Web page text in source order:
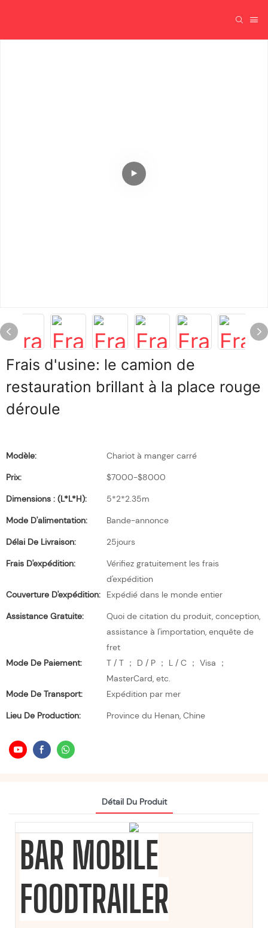
Frais d'usine: le camion de
restauration brillant à la place rouge
déroule
Modèle:
Chariot à manger carré
Prix:
$7000-$8000
Dimensions : (L*l*H):
5*2*2.35m
Mode D'alimentation:
Bande-annonce
Délai De Livraison:
25jours
Frais D'expédition:
Vérifiez gratuitement les frais
d'expédition
Couverture D'expédition:
Expédié dans le monde entier
Assistance Gratuite:
Quoi de citation du produit, conception,
assistance à l'importation, enquête de
fret
Mode De Paiement:
T / T ； D / P ； L / C ； Visa ；
MasterCard, etc.
Mode De Transport:
Expédition par mer
Lieu De Production:
Province du Henan, Chine
Détail Du Produit
BAR MOBILE
FOODTRAILER